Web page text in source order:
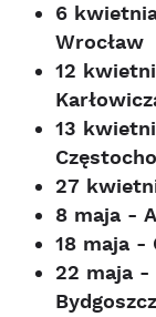
6
Wrocław
12
13
27
8 maja -
18 maja -
22 maja -
Bydgoszcz